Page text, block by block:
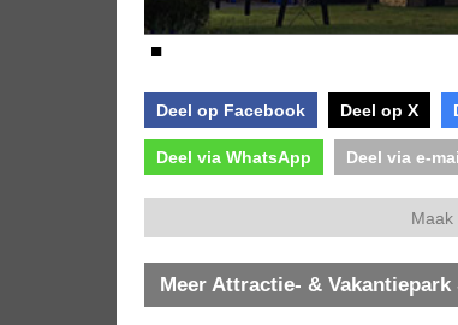
■
Deel op Facebook Deel op X
Deel via WhatsApp Deel via e-
Maak
Meer Attractie- & Vakantiepark